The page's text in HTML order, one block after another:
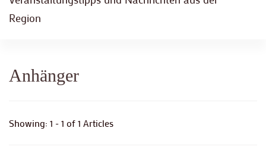
Region
Anhänger
Showing: 1 - 1 of 1 Articles